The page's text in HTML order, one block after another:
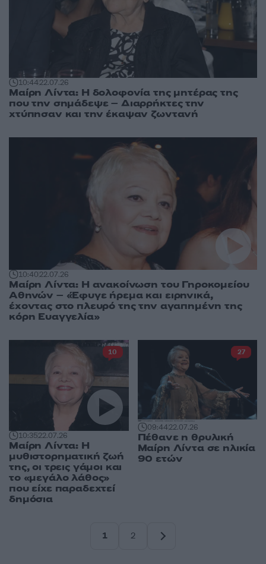
10:4422.07.26
Μαίρη Λίντα: Η δολοφονία της μητέρας της
που την σημάδεψε – Διαρρήκτες την
χτύπησαν και την έκαψαν ζωντανή
10:4022.07.26
Μαίρη Λίντα: Η ανακοίνωση του Γηροκομείου
Αθηνών – «Έφυγε ήρεμα και ειρηνικά,
έχοντας στο πλευρό της την αγαπημένη της
κόρη Ευαγγελία»
10:3522.07.26
Μαίρη Λίντα: Η
μυθιστορηματική ζωή
της, οι τρεις γάμοι και
το «μεγάλο λάθος»
που είχε παραδεχτεί
δημόσια
10
09:4422.07.26
Πέθανε η θρυλική
Μαίρη Λίντα σε ηλικία
90 ετών
27
1
2